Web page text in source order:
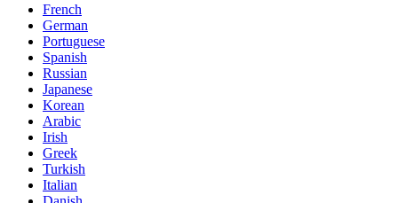
French
German
Portuguese
Spanish
Russian
Japanese
Korean
Arabic
Irish
Greek
Turkish
Italian